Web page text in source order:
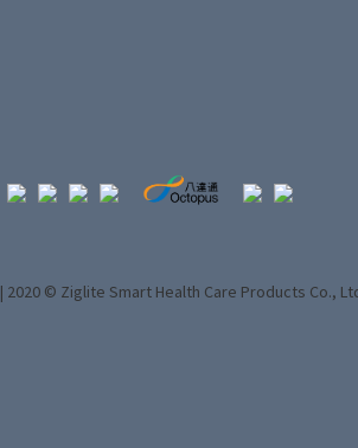
| 2020 © Ziglite Smart Health Care Products Co.,